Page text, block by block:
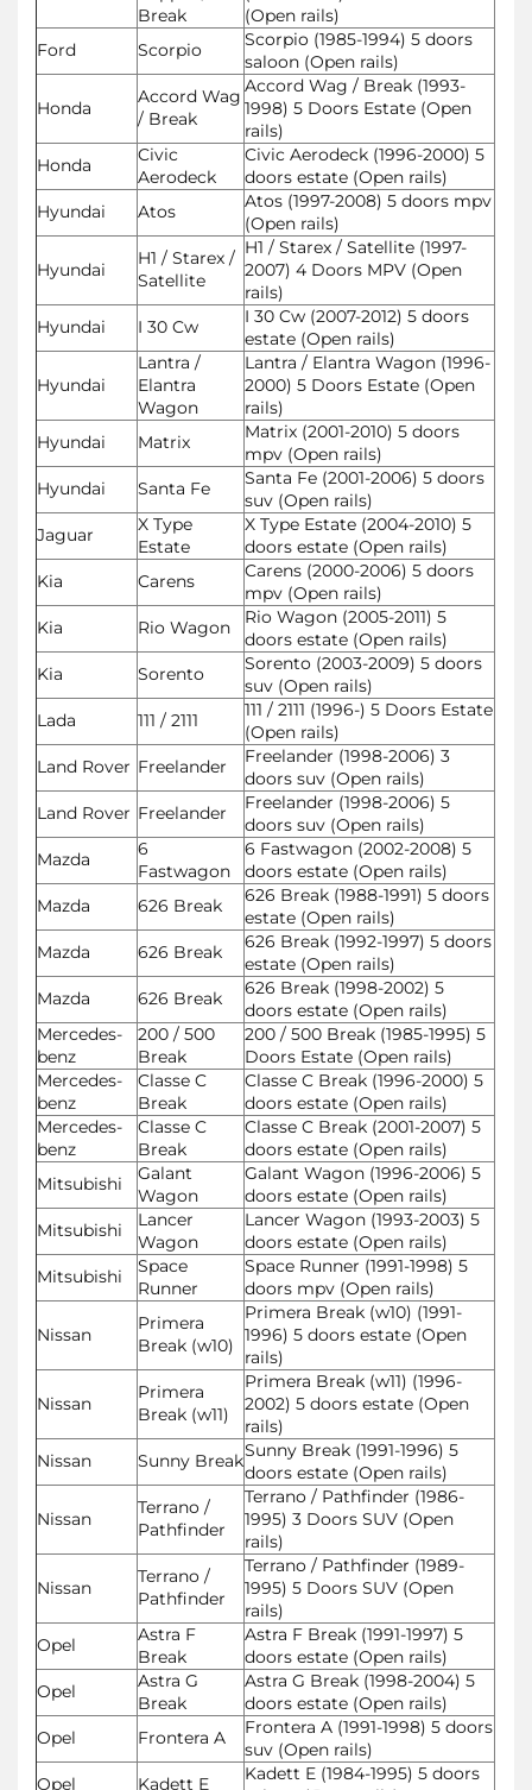
Break
(Open rails)
Ford
Scorpio
Scorpio (1985-1994) 5 doors
saloon (Open rails)
Honda
Accord Wag
/ Break
Accord Wag / Break (1993-
1998) 5 Doors Estate (Open
rails)
Honda
Civic
Aerodeck
Civic Aerodeck (1996-2000) 5
doors estate (Open rails)
Hyundai
Atos
Atos (1997-2008) 5 doors mpv
(Open rails)
Hyundai
H1 / Starex /
Satellite
H1 / Starex / Satellite (1997-
2007) 4 Doors MPV (Open
rails)
Hyundai
I 30 Cw
I 30 Cw (2007-2012) 5 doors
estate (Open rails)
Hyundai
Lantra /
Elantra
Wagon
Lantra / Elantra Wagon (1996-
2000) 5 Doors Estate (Open
rails)
Hyundai
Matrix
Matrix (2001-2010) 5 doors
mpv (Open rails)
Hyundai
Santa Fe
Santa Fe (2001-2006) 5 doors
suv (Open rails)
Jaguar
X Type
Estate
X Type Estate (2004-2010) 5
doors estate (Open rails)
Kia
Carens
Carens (2000-2006) 5 doors
mpv (Open rails)
Kia
Rio Wagon
Rio Wagon (2005-2011) 5
doors estate (Open rails)
Kia
Sorento
Sorento (2003-2009) 5 doors
suv (Open rails)
Lada
111 / 2111
111 / 2111 (1996-) 5 Doors Estate
(Open rails)
Land Rover Freelander
Freelander (1998-2006) 3
doors suv (Open rails)
Land Rover Freelander
Freelander (1998-2006) 5
doors suv (Open rails)
Mazda
6
Fastwagon
6 Fastwagon (2002-2008) 5
doors estate (Open rails)
Mazda
626 Break
626 Break (1988-1991) 5 doors
estate (Open rails)
Mazda
626 Break
626 Break (1992-1997) 5 doors
estate (Open rails)
Mazda
626 Break
626 Break (1998-2002) 5
doors estate (Open rails)
Mercedes-
benz
200 / 500
Break
200 / 500 Break (1985-1995) 5
Doors Estate (Open rails)
Mercedes-
benz
Classe C
Break
Classe C Break (1996-2000) 5
doors estate (Open rails)
Mercedes-
benz
Classe C
Break
Classe C Break (2001-2007) 5
doors estate (Open rails)
Mitsubishi
Galant
Wagon
Galant Wagon (1996-2006) 5
doors estate (Open rails)
Mitsubishi
Lancer
Wagon
Lancer Wagon (1993-2003) 5
doors estate (Open rails)
Mitsubishi
Space
Runner
Space Runner (1991-1998) 5
doors mpv (Open rails)
Nissan
Primera
Break (w10)
Primera Break (w10) (1991-
1996) 5 doors estate (Open
rails)
Nissan
Primera
Break (w11)
Primera Break (w11) (1996-
2002) 5 doors estate (Open
rails)
Nissan
Sunny BreakSunny Break (1991-1996) 5
doors estate (Open rails)
Nissan
Terrano /
Pathfinder
Terrano / Pathfinder (1986-
1995) 3 Doors SUV (Open
rails)
Nissan
Terrano /
Pathfinder
Terrano / Pathfinder (1989-
1995) 5 Doors SUV (Open
rails)
Opel
Astra F
Break
Astra F Break (1991-1997) 5
doors estate (Open rails)
Opel
Astra G
Break
Astra G Break (1998-2004) 5
doors estate (Open rails)
Opel
Frontera A
Frontera A (1991-1998) 5 doors
suv (Open rails)
Opel
Kadett E
Kadett E (1984-1995) 5 doors